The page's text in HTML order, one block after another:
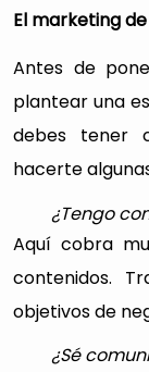
El marketing
Antes de
plantear una
debes tener
hacerte
¿Tengo
Aquí cobra
contenidos.
objetivos de
¿Sé